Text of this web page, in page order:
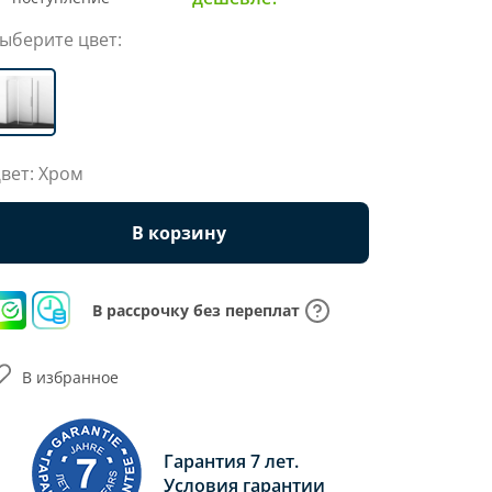
цвет:
Хром
В корзину
В рассрочку без переплат
Гарантия 7 лет.
Условия гарантии
В избранное